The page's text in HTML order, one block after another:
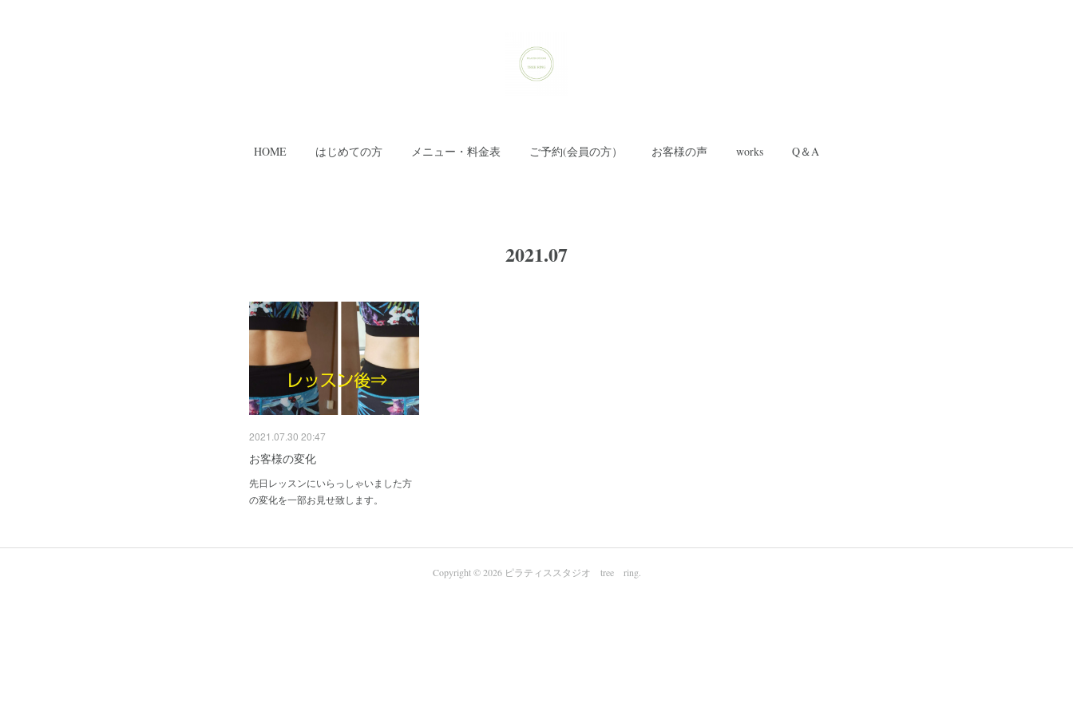
HOME はじめての方 メニュー・料金表 ご予約(会員の方） お客様の声 works Q＆A
2021.07
2021.07.30 20:47
お客様の変化
先日レッスンにいらっしゃいました方
の変化を一部お見せ致します。
Copyright ©2026 ピラティススタジオ tree ring.